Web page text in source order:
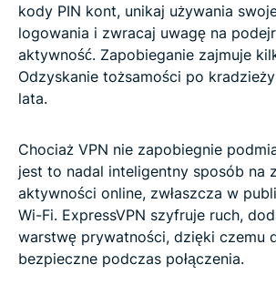
kody PIN kont, unikaj używania
logowania i zwracaj uwagę na
aktywność. Zapobieganie zajmuje
Odzyskanie tożsamości po
lata.
Chociaż VPN nie zapobiegnie
jest to nadal inteligentny sposób na
aktywności online, zwłaszcza w
Wi-Fi. ExpressVPN szyfruje ruch,
warstwę prywatności, dzięki czemu
bezpieczne podczas połączenia.